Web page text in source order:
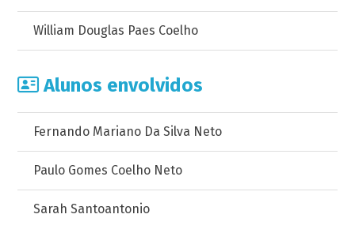
William Douglas Paes Coelho
Alunos envolvidos
Fernando Mariano Da Silva Neto
Paulo Gomes Coelho Neto
Sarah Santoantonio